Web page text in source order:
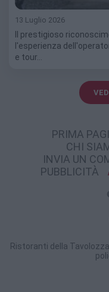
13 Luglio 2026
Il prestigioso
l'esperienza
e tour…
PRIMA
CHI
INVIA UN
PUBBLICITÀ
Ristoranti della